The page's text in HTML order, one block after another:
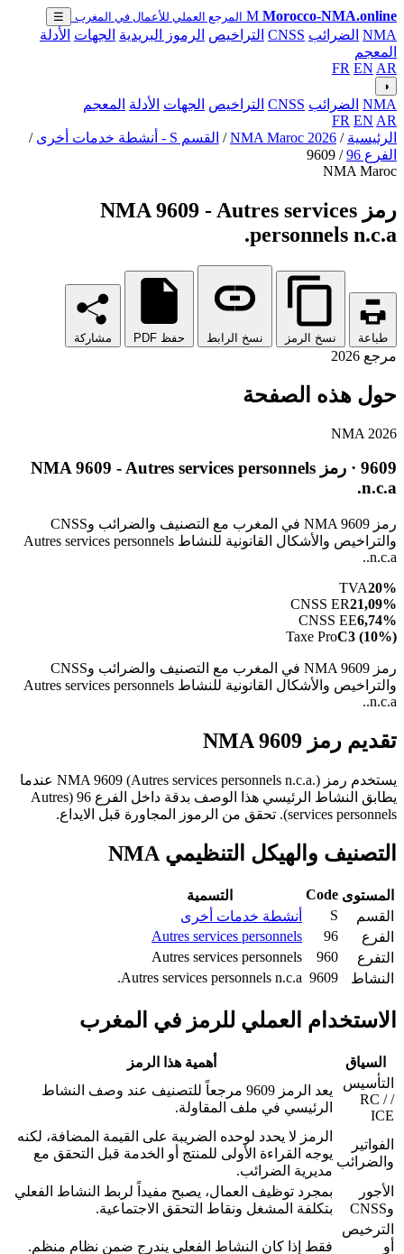
M Morocco-NMA.online المرجع العملي للأعمال في المغرب ☰
NMA الضرائب CNSS التراخيص الرموز البريدية الجهات الأدلة
المعجم
FR EN AR
◑
NMA الضرائب CNSS التراخيص الجهات الأدلة المعجم
FR EN AR
الرئيسية /
NMA Maroc 2026
/ القسم S - أنشطة خدمات أخرى
/
الفرع 96
/
9609
NMA Maroc
رمز NMA 9609 - Autres services
personnels n.c.a.
طباعة نسخ الرمز نسخ الرابط حفظ PDF مشاركة
مرجع 2026
حول هذه الصفحة
NMA 2026
9609 · رمز NMA 9609 - Autres services personnels
n.c.a.
رمز NMA 9609 في المغرب مع التصنيف والضرائب وCNSS
والتراخيص والأشكال القانونية للنشاط Autres services personnels
n.c.a..
TVA20%
CNSS ER21,09%
CNSS EE6,74%
Taxe ProC3 (10%)
رمز NMA 9609 في المغرب مع التصنيف والضرائب وCNSS
والتراخيص والأشكال القانونية للنشاط Autres services personnels
n.c.a..
تقديم رمز NMA 9609
يستخدم رمز NMA 9609 (Autres services personnels n.c.a.) عندما
يطابق النشاط الرئيسي هذا الوصف بدقة داخل الفرع 96 (Autres
services personnels). تحقق من الرموز المجاورة قبل الايداع.
التصنيف والهيكل التنظيمي NMA
المستوى Code
التسمية
القسم
S
أنشطة خدمات أخرى
الفرع
96
Autres services personnels
التفرع
960
Autres services personnels
النشاط
9609
Autres services personnels n.c.a.
الاستخدام العملي للرمز في المغرب
السياق
أهمية هذا الرمز
التأسيس
/ RC /
ICE
يعد الرمز 9609 مرجعاً للتصنيف عند وصف النشاط
الرئيسي في ملف المقاولة.
الفواتير
والضرائب
الرمز لا يحدد لوحده الضريبة على القيمة المضافة، لكنه
يوجه القراءة الأولى للمنتج أو الخدمة قبل التحقق مع
مديرية الضرائب.
الأجور
وCNSS
بمجرد توظيف العمال، يصبح مفيداً لربط النشاط الفعلي
بتكلفة المشغل ونقاط التحقق الاجتماعية.
الترخيص
أو
فقط إذا كان النشاط الفعلي يندرج ضمن نظام منظم.